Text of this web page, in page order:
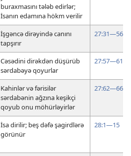
buraxmasını tələb edirlər;
İsanın edamına hökm verilir
İşgəncə dirəyində canını
tapşırır
27:31—56
Cəsədini dirəkdən düşürüb
sərdabəyə qoyurlar
27:57—61
Kahinlər və fərisilər
sərdabənin ağzına keşikçi
qoyub onu möhürləyirlər
27:62—66
İsa dirilir; beş dəfə şagirdlərə
görünür
28:1—15